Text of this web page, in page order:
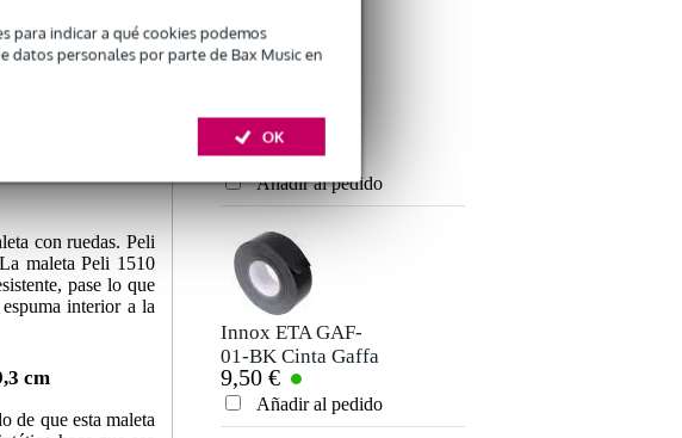
para indicar a qué cookies podemos
datos personales por parte de Bax Music en
OK
con ruedas. Peli
maleta Peli 1510
pase lo que
interior a la
cm
de que esta maleta
Innox Snap 27
sujetacables con
cierres de gancho y
bucle estrecho
negro (10 ud)
5,50 €
Añadir al pedido
Innox ETA GAF-
01-BK Cinta Gaffa
50 mm x 50 m
negra
9,50 €
Añadir al pedido